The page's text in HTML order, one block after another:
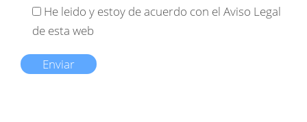
He leido y estoy de acuerdo con el Aviso Legal
de esta web